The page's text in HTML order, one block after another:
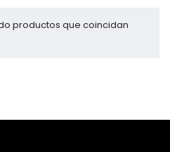
productos que coincidan